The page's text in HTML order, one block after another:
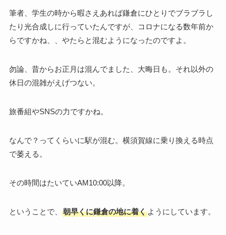
筆者、学生の時から暇さえあれば鎌倉にひとりでブラブラし
たり光合成しに行っていたんですが、コロナになる数年前か
らですかね、、やたらと混むようになったのですよ。
勿論、昔からお正月は混んでました、大晦日も。それ以外の
休日の混雑がえげつない。
旅番組やSNSの力ですかね。
なんで？ってくらいに駅が混む。横須賀線に乗り換える時点
で萎える。
その時間はたいていAM10:00以降。
ということで、 朝早くに鎌倉の地に着くようにしています。